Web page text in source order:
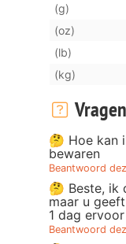
(g)
(oz)
(lb)
(kg)
🤔 Hoe kan
bewaren
Beantwoord
🤔 Beste, ik
maar u
1 dag
Beantwoord